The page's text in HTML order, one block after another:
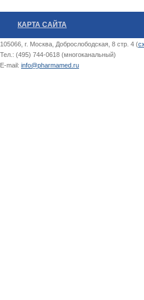
КАРТА САЙТА
105066, г. Москва, Доброслободская, 8 стр. 4 (
Тел.: (495) 744-0618 (многоканальный)
E-mail: info@pharmamed.ru